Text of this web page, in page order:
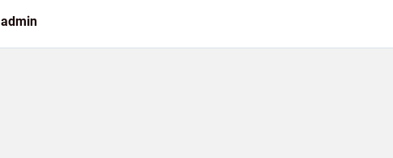
admin